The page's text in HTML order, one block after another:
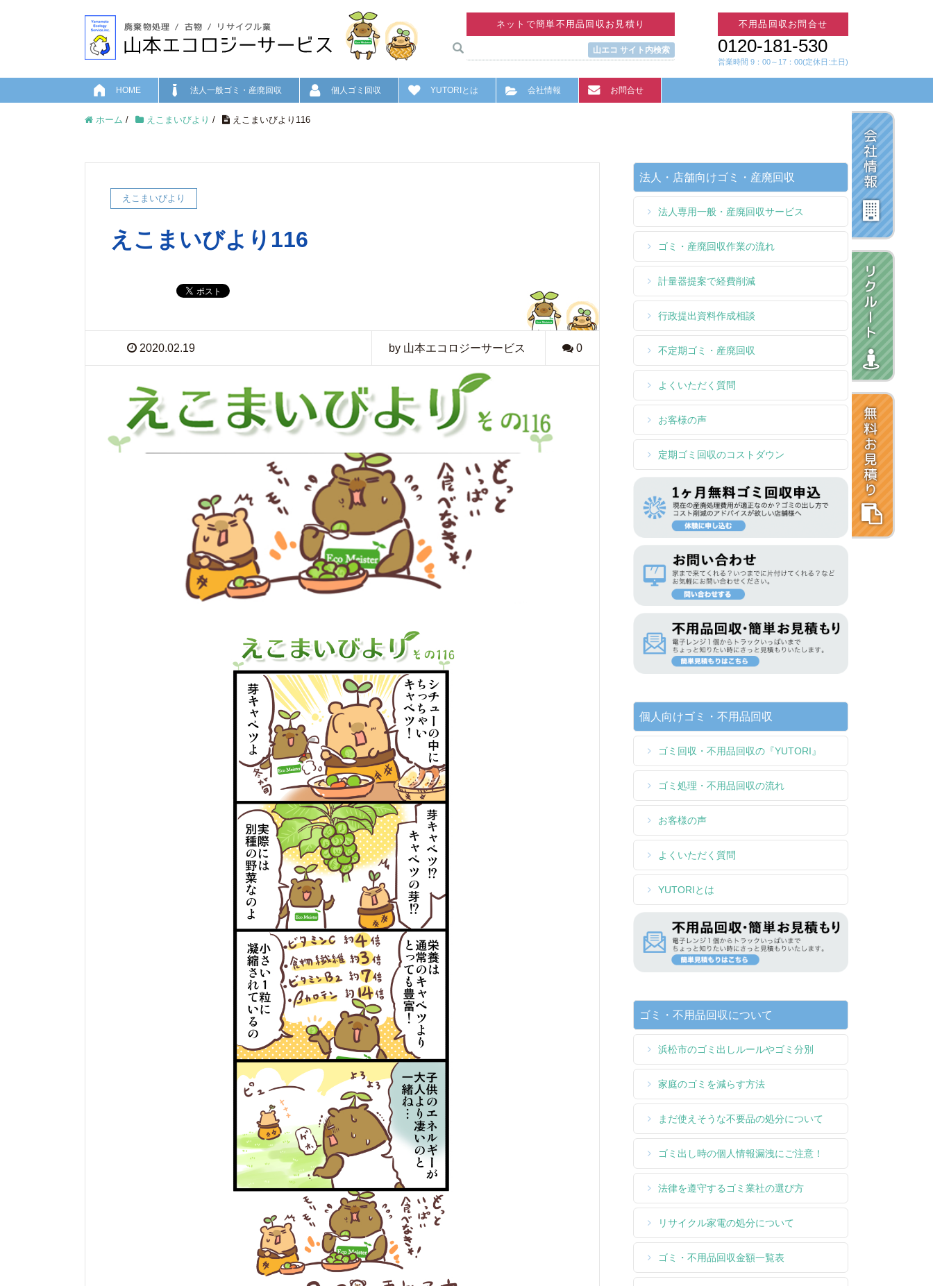
ネットで簡単不用品回収お見積り
山エコ サイト内検索
不用品回収お問合せ
0120-181-530
営業時間 9：00～17：00(定休日:土日)
HOME 法人一般ゴミ・産廃回収 個人ゴミ回収 YUTORIとは 会社情報 お問合せ
ホーム / えこまいびより / えこまいびより116
えこまいびより
えこまいびより116
2020.02.19 by 山本エコロジーサービス 0
法人・店舗向けゴミ・産廃回収
法人専用一般・産廃回収サービス
ゴミ・産廃回収作業の流れ
計量器提案で経費削減
行政提出資料作成相談
不定期ゴミ・産廃回収
よくいただく質問
お客様の声
定期ゴミ回収のコストダウン
個人向けゴミ・不用品回収
ゴミ回収・不用品回収の『YUTORI』
ゴミ処理・不用品回収の流れ
お客様の声
よくいただく質問
YUTORIとは
ゴミ・不用品回収について
浜松市のゴミ出しルールやゴミ分別
家庭のゴミを減らす方法
まだ使えそうな不要品の処分について
ゴミ出し時の個人情報漏洩にご注意！
法律を遵守するゴミ業社の選び方
リサイクル家電の処分について
ゴミ・不用品回収金額一覧表